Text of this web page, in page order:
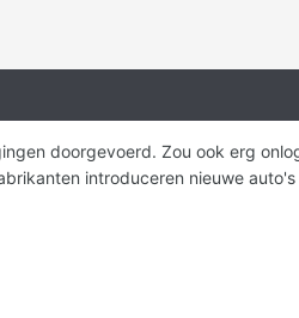
doorgevoerd. Zou ook erg
introduceren nieuwe